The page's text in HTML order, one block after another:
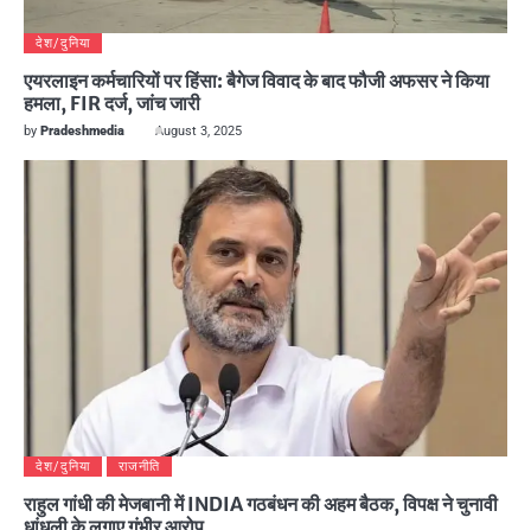
देश/दुनिया
एयरलाइन कर्मचारियों पर हिंसा: बैगेज विवाद के बाद फौजी अफसर ने किया
हमला, FIR दर्ज, जांच जारी
by Pradeshmedia August 3, 2025
देश/दुनिया राजनीति
राहुल गांधी की मेजबानी में INDIA गठबंधन की अहम बैठक, विपक्ष ने चुनावी